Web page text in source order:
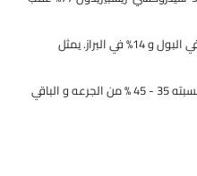
الريسبيريدون. يتم اخراج 70% من الجرعه في البول و 14% في البراز. يمثل
9-هيدروكسي-ريسبيريدون في البول ما نسبته 35 - 45 % من الجرعه و الباقي